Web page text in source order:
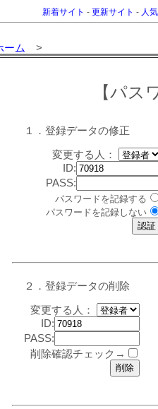
新着サイト - 更新サイト - 人
ーム >
【パス
１．登録データの修正
変更する人：
ID:
PASS:
パスワードを記録する
パスワードを記録しない
２．登録データの削除
変更する人：
ID:
PASS:
削除確認チェック→